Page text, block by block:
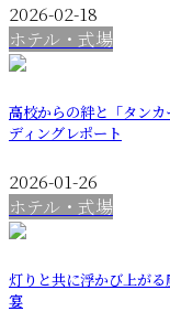
2026-02-18
ホテル・式場
高校からの絆と「タン
ディングレポート
2026-01-26
ホテル・式場
灯りと共に浮かび上が
宴